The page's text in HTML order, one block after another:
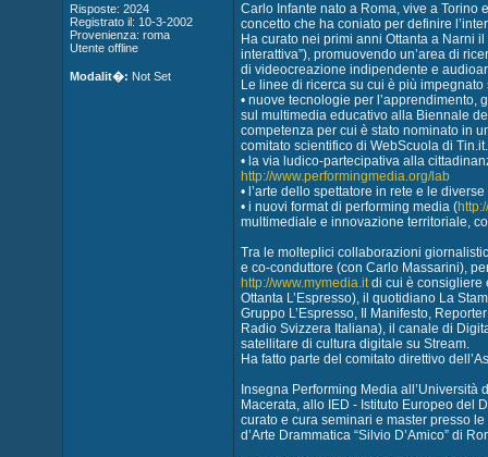
Risposte: 2024
Registrato il: 10-3-2002
Provenienza: roma
Utente offline
Modalit�: Not Set
Carlo Infante nato a Roma, vive a Torino
concetto che ha coniato per definire
Ha curato nei primi anni Ottanta a Narni
interattiva”), promuovendo un’area di
di videocreazione indipendente e
Le linee di ricerca su cui è più impegnato
• nuove tecnologie per
sul multimedia educativo alla Biennale
competenza per cui è stato nominato in
comitato scientifico di WebScuola di Tin.it.
• la via ludico-partecipativa alla
http://www.performingmedia.org/lab
• l’arte dello spettatore in rete e le
• i nuovi format di performing media (
multimediale e innovazione territoriale,
Tra le molteplici collaborazioni
e co-conduttore (con Carlo Massarini),
http://www.mymedia.itdi cui è consigliere
Ottanta L’Espresso), il quotidiano La
Gruppo L’Espresso, Il Manifesto,
Radio Svizzera Italiana), il canale di
satellitare di cultura digitale su Stream.
Ha fatto parte del comitato direttivo
Insegna Performing Media
Macerata, allo IED - Istituto Europeo del
curato e cura seminari e master presso
d’Arte Drammatica “Silvio D’Amico” di